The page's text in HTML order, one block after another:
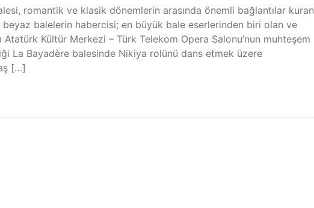
romantik ve klasik dönemlerin arasında önemli bağlantılar kuran
balelerin habercisi; en büyük bale eserlerinden biri olan ve
Atatürk Kültür Merkezi – Türk Telekom Opera Salonu’nun muhteşem
La Bayadère balesinde Nikiya rolünü dans etmek üzere
[…]